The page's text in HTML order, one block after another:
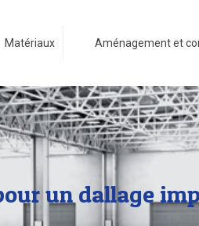
Matériaux Aménagement et
un dallage